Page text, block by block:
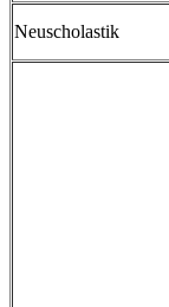
Neuscholastik